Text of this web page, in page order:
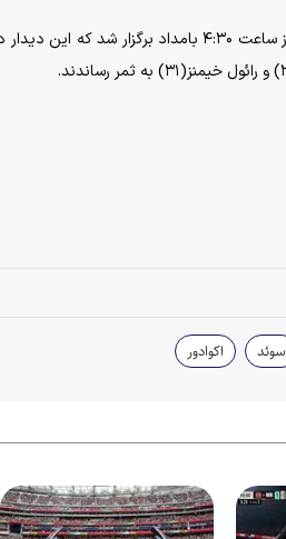
همچنین دیدار تیم های اکوادور و مکزیک نیز در همین مرحله از
رائول خیمنز(۳۱) به ثمر رساندند.
سوئد اکوادور